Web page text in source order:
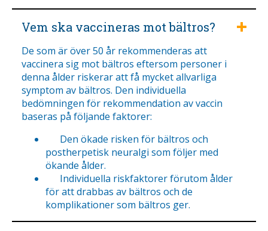
Vem ska vaccineras mot bältros?
De som är över 50 år rekommenderas att
vaccinera sig mot bältros eftersom personer i
denna ålder riskerar att få mycket allvarliga
symptom av bältros. Den individuella
bedömningen för rekommendation av vaccin
baseras på följande faktorer:
Den ökade risken för bältros och
postherpetisk neuralgi som följer med
ökande ålder.
Individuella riskfaktorer förutom ålder
för att drabbas av bältros och de
komplikationer som bältros ger.